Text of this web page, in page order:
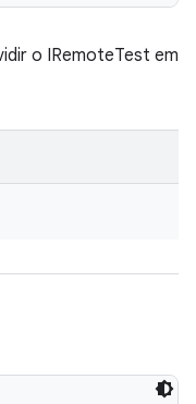
o IRemoteTest em